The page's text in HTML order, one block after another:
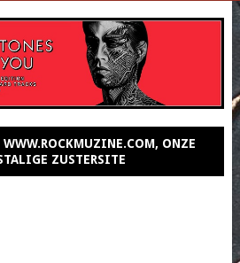
WWW.ROCKMUZINE.COM, ONZE
ZUSTERSITE